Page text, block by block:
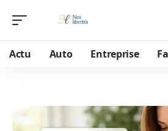
Actu Auto Entreprise